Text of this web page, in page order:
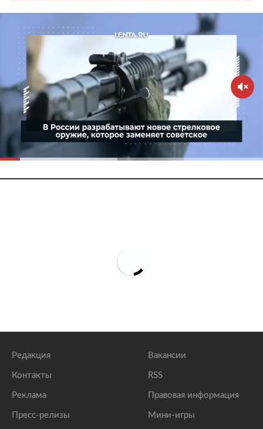
Редакция
Контакты
Реклама
Пресс-релизы
Вакансии
RSS
Правовая информация
Мини-игры